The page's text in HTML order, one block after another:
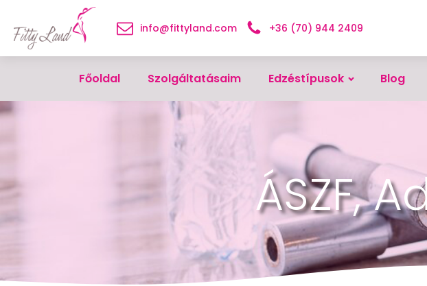
info@fittyland.com +36 (70) 944 2409
Főoldal Szolgáltatásaim Edzéstípusok Blog
ÁSZF,